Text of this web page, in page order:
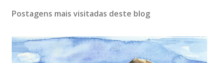
Postagens mais visitadas deste blog